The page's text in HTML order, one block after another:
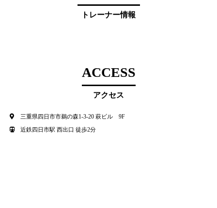
トレーナー情報
ACCESS
アクセス
三重県四日市市鵜の森1-3-20 萩ビル 9F
近鉄四日市駅 西出口 徒歩2分